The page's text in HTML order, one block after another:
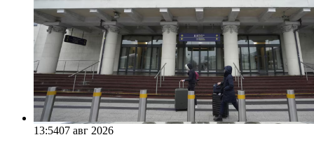
13:5407 авг 2026